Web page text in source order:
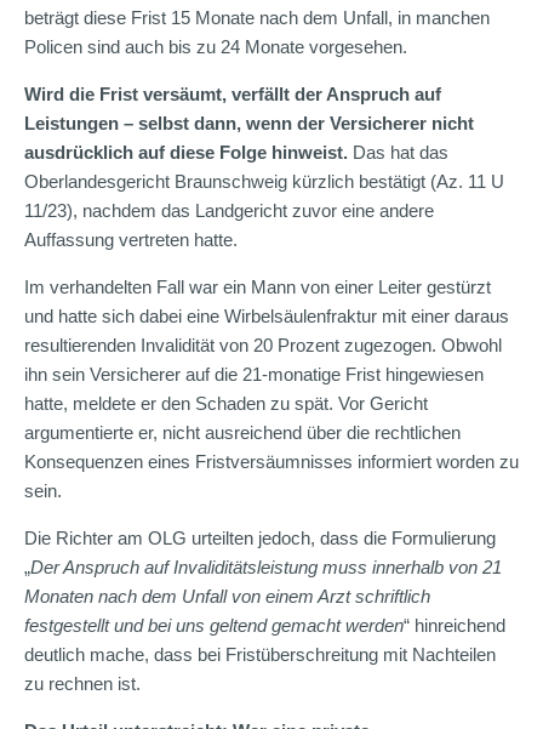
beträgt diese Frist 15 Monate nach dem Unfall, in manchen
Policen sind auch bis zu 24 Monate vorgesehen.
Wird die Frist versäumt, verfällt der Anspruch auf
Leistungen – selbst dann, wenn der Versicherer nicht
ausdrücklich auf diese Folge hinweist. Das hat das
Oberlandesgericht Braunschweig kürzlich bestätigt (Az. 11 U
11/23), nachdem das Landgericht zuvor eine andere
Auffassung vertreten hatte.
Im verhandelten Fall war ein Mann von einer Leiter gestürzt
und hatte sich dabei eine Wirbelsäulenfraktur mit einer daraus
resultierenden Invalidität von 20 Prozent zugezogen. Obwohl
ihn sein Versicherer auf die 21-monatige Frist hingewiesen
hatte, meldete er den Schaden zu spät. Vor Gericht
argumentierte er, nicht ausreichend über die rechtlichen
Konsequenzen eines Fristversäumnisses informiert worden zu
sein.
Die Richter am OLG urteilten jedoch, dass die Formulierung
„Der Anspruch auf Invaliditätsleistung muss innerhalb von 21
Monaten nach dem Unfall von einem Arzt schriftlich
festgestellt und bei uns geltend gemacht werden“ hinreichend
deutlich mache, dass bei Fristüberschreitung mit Nachteilen
zu rechnen ist.